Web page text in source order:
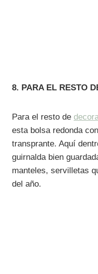
8. PARA EL RESTO
Para el resto de
esta bolsa redonda
transprante. Aquí
guirnalda bien
manteles, servilletas
del año.